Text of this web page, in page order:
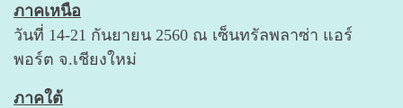
ภาคเหนือ
วันที่ 14-21 กันยายน 2560 ณ เซ็นทรัลพลาซ่า แอร์
พอร์ต จ.เชียงใหม่
ภาคใต้